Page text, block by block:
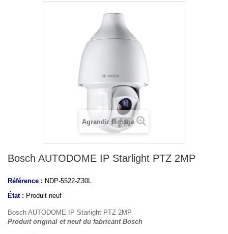
Agrandir l'image
Bosch AUTODOME IP Starlight PTZ 2MP
Référence : NDP-5522-Z30L
État : Produit neuf
Bosch AUTODOME IP Starlight PTZ 2MP
Produit original et neuf du fabricant Bosch